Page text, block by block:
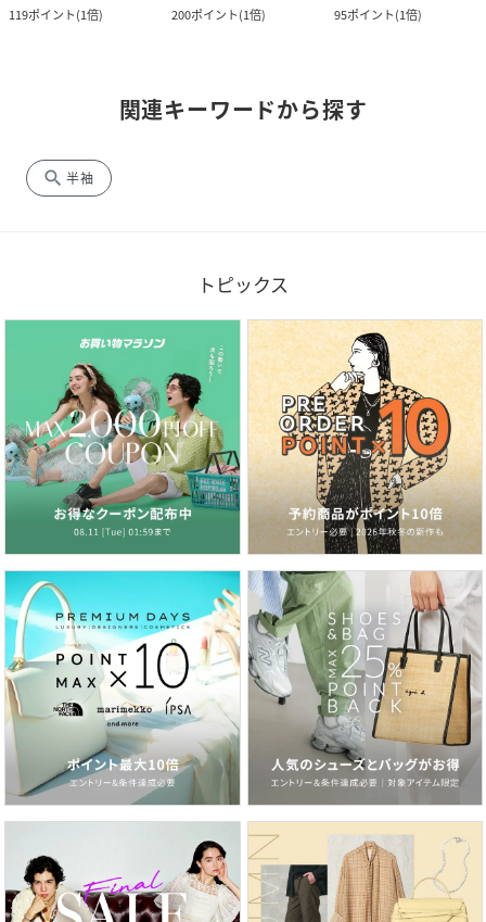
119ポイント(1倍)
200ポイント(1倍)
95ポイント(1倍)
関連キーワードから探す
search 半袖
トピックス